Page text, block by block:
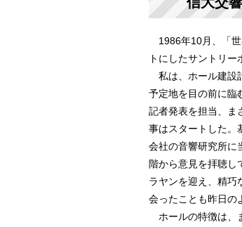
1986年10月、「世
トにしたサントリー
私は、ホール建設
予定地を目の前に臨
記者発表を担当、ま
事はスタートした。
会社の音響研究所に
階から意見を拝聴し
ラヤンを迎え、精巧
会ったことも昨日の
ホールの特徴は、